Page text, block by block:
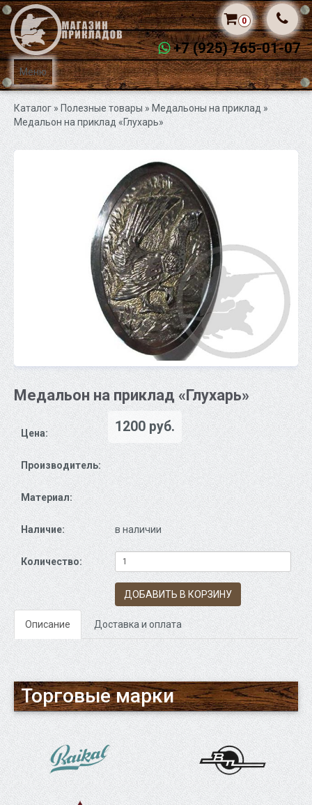
Меню
+7 (925) 765-01-07
0
Каталог» Полезные товары »Медальоны на приклад»
Медальон на приклад «Глухарь»
Медальон на приклад «Глухарь»
Цена: 1200 руб.
Производитель:
Материал:
Наличие: в наличии
Количество:
ДОБАВИТЬ В КОРЗИНУ
Описание Доставка и оплата
Торговые марки